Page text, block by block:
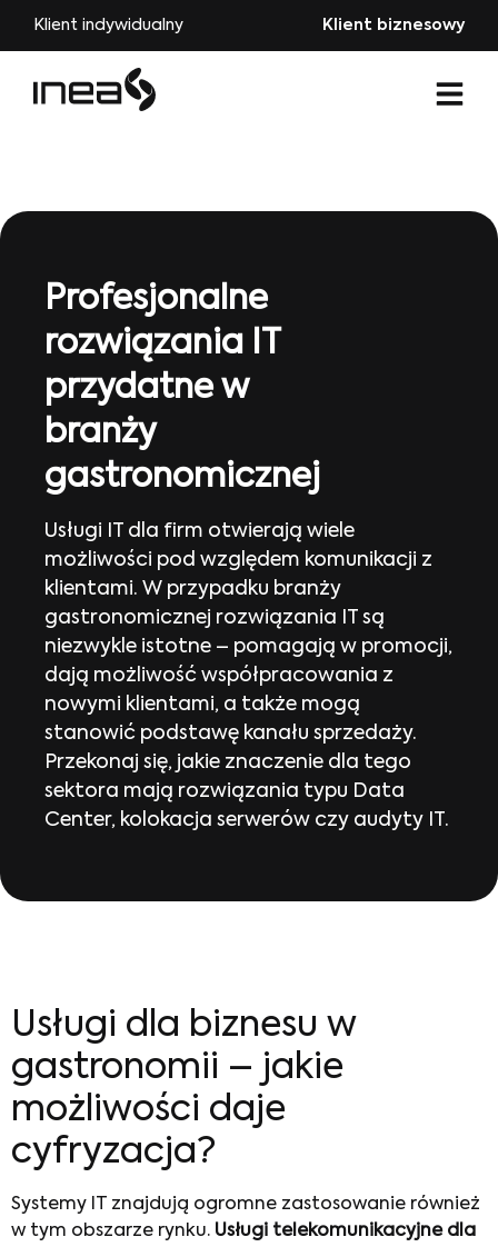
Klient indywidualny Klient biznesowy
Profesjonalne
rozwiązania IT
przydatne w
branży
gastronomicznej
Usługi IT dla firm otwierają wiele
możliwości pod względem komunikacji z
klientami. W przypadku branży
gastronomicznej rozwiązania IT są
niezwykle istotne – pomagają w promocji,
dają możliwość współpracowania z
nowymi klientami, a także mogą
stanowić podstawę kanału sprzedaży.
Przekonaj się, jakie znaczenie dla tego
sektora mają rozwiązania typu Data
Center, kolokacja serwerów czy audyty IT.
Usługi dla biznesu w
gastronomii – jakie
możliwości daje
cyfryzacja?
Systemy IT znajdują ogromne zastosowanie również
w tym obszarze rynku. Usługi telekomunikacyjne dla